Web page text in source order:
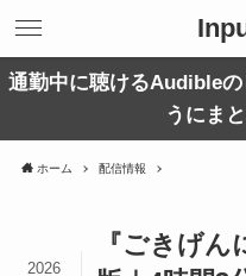
通勤中に聴けるAudible
うにま
ホーム 配信情報
『ごきげ
2026